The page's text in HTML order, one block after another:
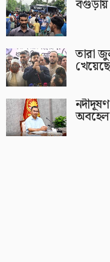
তারা